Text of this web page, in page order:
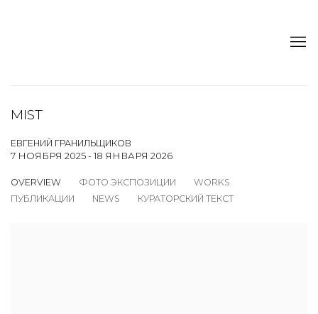
MIST
ЕВГЕНИЙ ГРАНИЛЬЩИКОВ
7 НОЯБРЯ 2025 - 18 ЯНВАРЯ 2026
OVERVIEW ФОТО ЭКСПОЗИЦИИ
WORKS
ПУБЛИКАЦИИ
NEWS КУРАТОРСКИЙ ТЕКСТ